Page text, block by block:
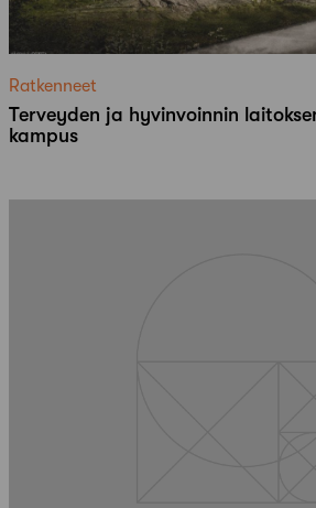
Ratkenneet
Terveyden ja hyvinvoinnin
kampus